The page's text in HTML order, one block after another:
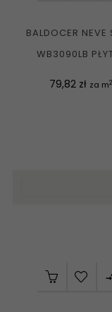
BALDOCER NEVE
WB3090LB
Cena
79,82 zł za m2